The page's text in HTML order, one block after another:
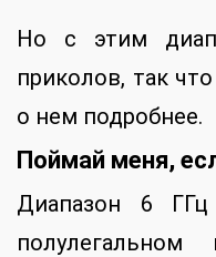
Но с этим
приколов, так
о нем подробнее.
Поймай меня,
Диапазон 6